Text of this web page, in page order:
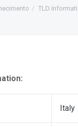
TLD
Italy